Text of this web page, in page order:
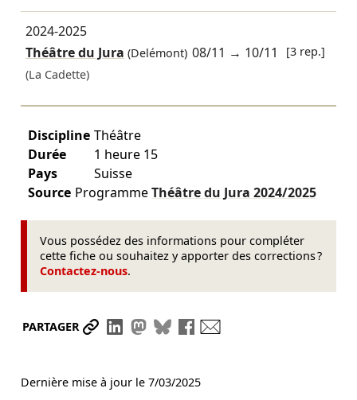
2024-2025
Théâtre du Jura (Delémont) 08/11 → 10/11
[3 rep.]
(La Cadette)
Discipline Théâtre
Durée
1 heure 15
Pays
Suisse
Source ProgrammeThéâtre du Jura 2024/2025
Vous possédez des informations pour compléter
cette fiche ou souhaitez y apporter des corrections ?
Contactez-nous.
PARTAGER Partager le lien
Partager sur LinkedIn
Partager sur Mastodon
Partager sur Bluesky
Partager sur Facebook
Dernière mise à jour le 7/03/2025